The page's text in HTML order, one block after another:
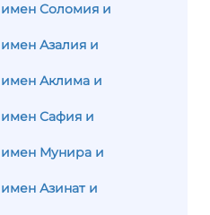
Соломия и
Азалия и
Аклима и
Сафия и
Мунира и
Азинат и